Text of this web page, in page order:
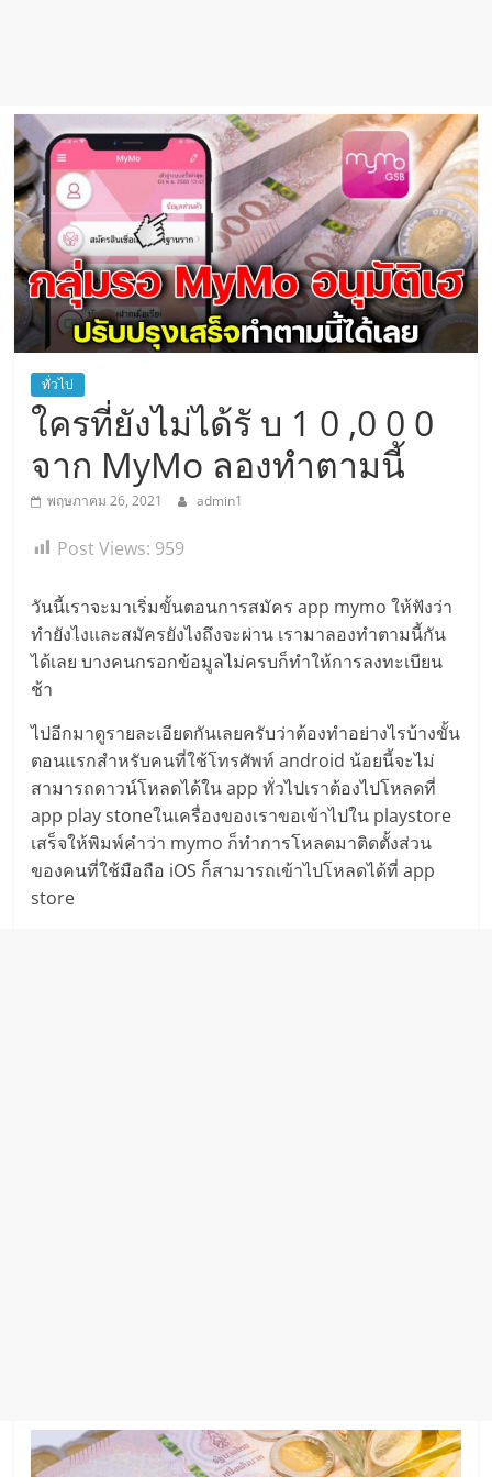
ทั่วไป
ใครที่ยังไม่ได้รั บ 1 0 ,0 0 0
จาก MyMo ลองทำตามนี้
พฤษภาคม 26, 2021 admin1
Post Views: 959
วันนี้เราจะมาเริ่มขั้นตอนการสมัคร app mymo ให้ฟังว่า
ทำยังไงและสมัครยังไงถึงจะผ่าน เรามาลองทำตามนี้กัน
ได้เลย บางคนกรอกข้อมูลไม่ครบก็ทำให้การลงทะเบียน
ช้า
ไปอีกมาดูรายละเอียดกันเลยครับว่าต้องทำอย่างไรบ้างขั้น
ตอนแรกสำหรับคนที่ใช้โทรศัพท์ android น้อยนี้จะไม่
สามารถดาวน์โหลดได้ใน app ทั่วไปเราต้องไปโหลดที่
app play stoneในเครื่องของเราขอเข้าไปใน playstore
เสร็จให้พิมพ์คำว่า mymo ก็ทำการโหลดมาติดตั้งส่วน
ของคนที่ใช้มือถือ iOS ก็สามารถเข้าไปโหลดได้ที่ app
store